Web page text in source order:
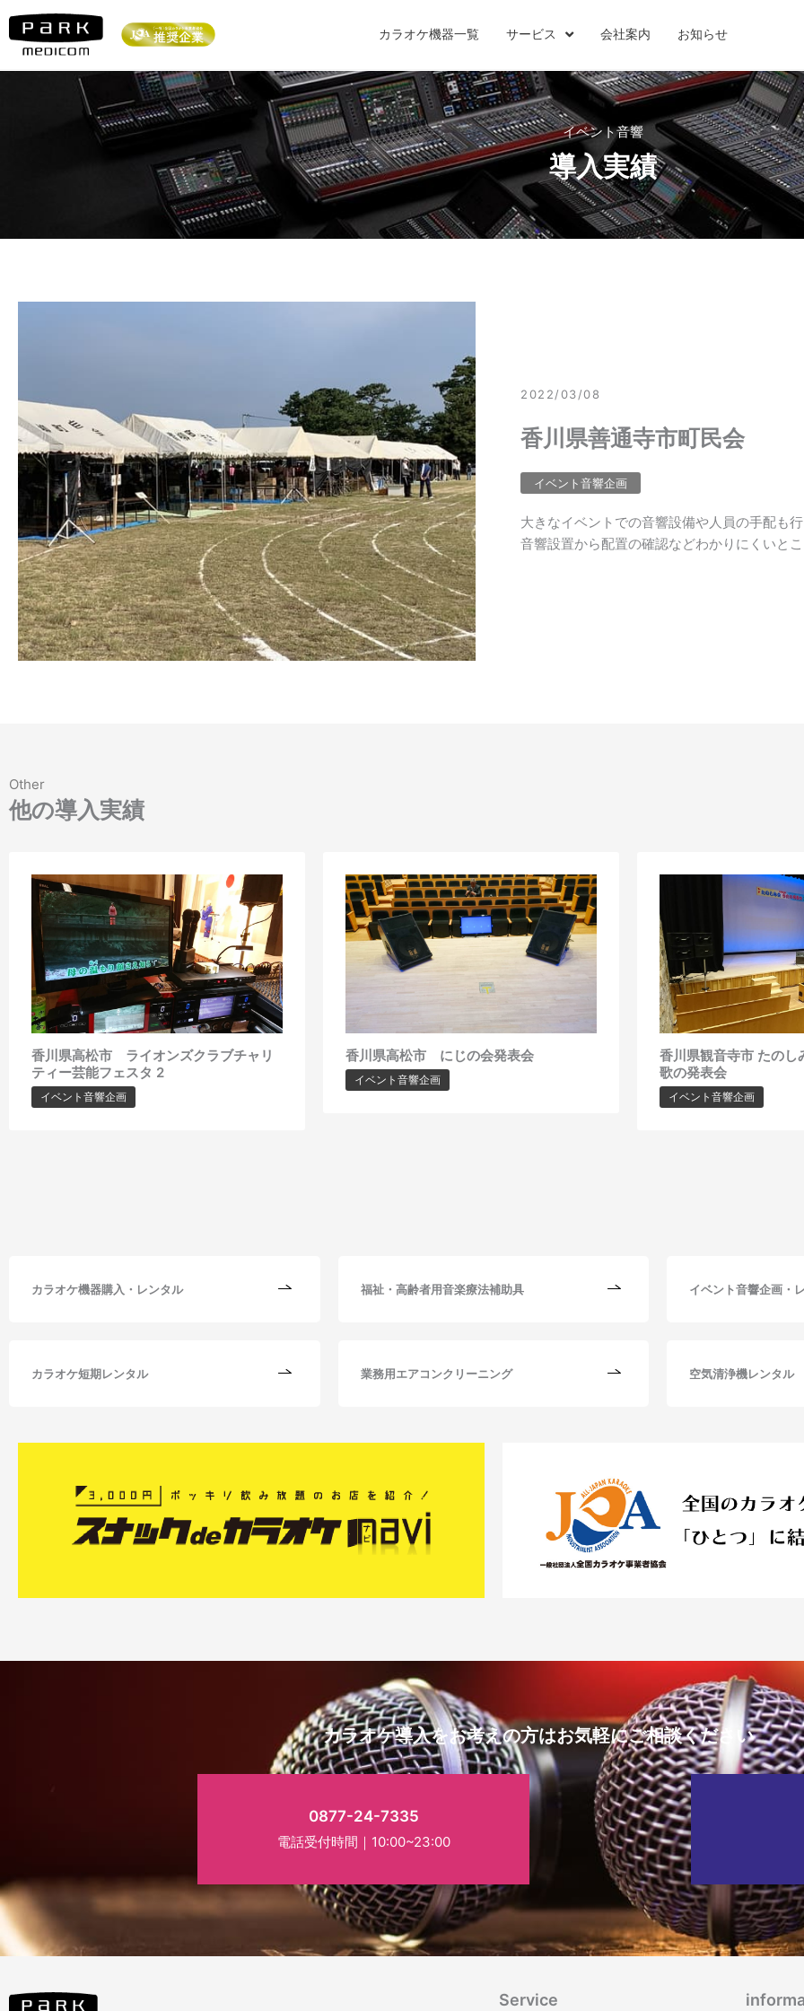
ス
カラオケ機器一覧 サービス 会社案内 お知らせ
イベント音響
導入実績
2022/03/08
香川県善通寺市町民会
イベント音響企画
大きなイベントでの音響設備や人員の手配も
音響設置から配置の確認などわかりにくいと
Other
他の導入実績
香川県高松市 ライオンズクラブチャリ
ティー芸能フェスタ 2
イベント音響企画
香川県高松市 にじの会発表会
イベント音響企画
香川県観音寺市 たのし
歌の発表会
イベント音響企画
カラオケ機器購入・レンタル 福祉・高齢者用音楽療法補助具 イベント音響企画・
カラオケ短期レンタル 業務用エアコンクリーニング 空気清浄機レンタル
カラオケ導入をお考えの方はお気軽にご相談ください
0877-24-7335
電話受付時間｜10:00~23:00
Service